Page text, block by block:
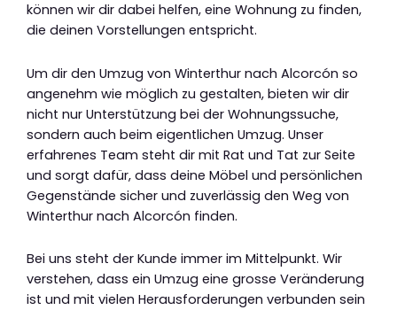
können wir dir dabei helfen, eine Wohnung zu finden,
die deinen Vorstellungen entspricht.
Um dir den Umzug von Winterthur nach Alcorcón so
angenehm wie möglich zu gestalten, bieten wir dir
nicht nur Unterstützung bei der Wohnungssuche,
sondern auch beim eigentlichen Umzug. Unser
erfahrenes Team steht dir mit Rat und Tat zur Seite
und sorgt dafür, dass deine Möbel und persönlichen
Gegenstände sicher und zuverlässig den Weg von
Winterthur nach Alcorcón finden.
Bei uns steht der Kunde immer im Mittelpunkt. Wir
verstehen, dass ein Umzug eine grosse Veränderung
ist und mit vielen Herausforderungen verbunden sein